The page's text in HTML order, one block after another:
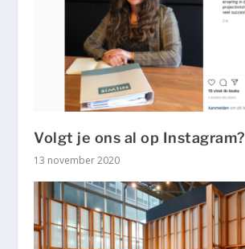
Volgt je ons al op Instagram?
13 november 2020